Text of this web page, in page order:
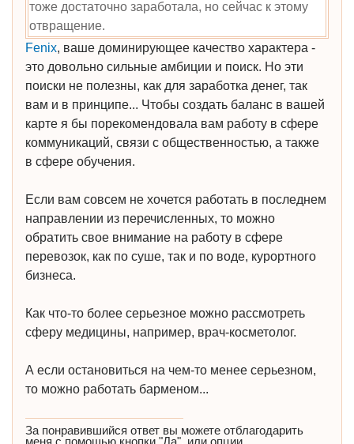
тоже достаточно заработала, но сейчас к этому
отвращение.
Fenix, ваше доминирующее качество характера -
это довольно сильные амбиции и поиск. Но эти
поиски не полезны, как для заработка денег, так
вам и в принципе... Чтобы создать баланс в вашей
карте я бы порекомендовала вам работу в сфере
коммуникаций, связи с общественностью, а также
в сфере обучения.
Если вам совсем не хочется работать в последнем
направлении из перечисленных, то можно
обратить свое внимание на работу в сфере
перевозок, как по суше, так и по воде, курортного
бизнеса.
Как что-то более серьезное можно рассмотреть
сферу медицины, например, врач-косметолог.
А если остановиться на чем-то менее серьезном,
то можно работать барменом...
За понравившийся ответ вы можете отблагодарить
меня с помощью кнопки "Да", или опции